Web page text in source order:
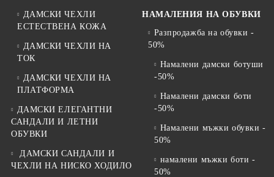
ДАМСКИ ЧЕХЛИ
ЕСТЕСТВЕНА КОЖА
ДАМСКИ ЧЕХЛИ НА
ТОК
ДАМСКИ ЧЕХЛИ НА
ПЛАТФОРМА
ДАМСКИ ЕЛЕГАНТНИ
САНДАЛИ И ЛЕТНИ
ОБУВКИ
ДАМСКИ САНДАЛИ И
ЧЕХЛИ НА НИСКО ХОДИЛО
НАМАЛЕНИЯ НА ОБУВКИ
Разпродажба на обувки -
50%
Намалени дамски ботуши
-50%
Намалени дамски боти
-50%
Намалени мъжки обувки -
50%
намалени мъжки боти -
50%